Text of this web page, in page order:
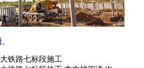
铁路七标段施工